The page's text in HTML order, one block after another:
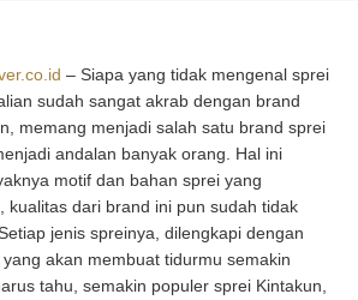
– Siapa yang tidak mengenal sprei
sudah sangat akrab dengan brand
memang menjadi salah satu brand sprei
andalan banyak orang. Hal ini
motif dan bahan sprei yang
kualitas dari brand ini pun sudah tidak
jenis spreinya, dilengkapi dengan
akan membuat tidurmu semakin
tahu, semakin populer sprei Kintakun,